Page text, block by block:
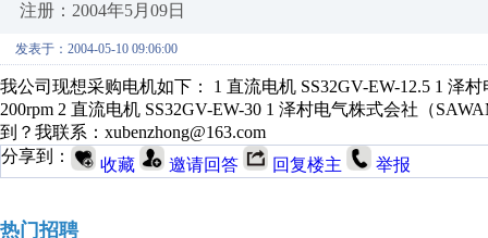
注册：2004年5月09日
发表于：2004-05-10 09:06:00
我公司现想采购电机如下： 1 直流电机 SS32GV-EW-12.5 1 泽
200rpm 2 直流电机 SS32GV-EW-30 1 泽村电气株式会社（
到？我联系：xubenzhong@163.com
分享到：
收藏 邀请回答 回复楼主 举报
热门招聘